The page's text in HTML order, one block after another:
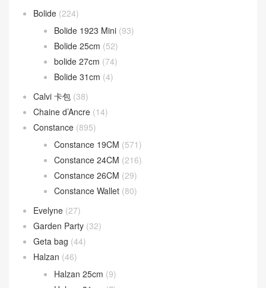
Bolide (224)
Bolide 1923 Mini (93)
Bolide 25cm (52)
bolide 27cm (74)
Bolide 31cm (4)
Calvi 卡包 (38)
Chaine d’Ancre (14)
Constance (895)
Constance 19CM (571)
Constance 24CM (216)
Constance 26CM (29)
Constance Wallet (80)
Evelyne (27)
Garden Party (32)
Geta bag (44)
Halzan (46)
Halzan 25cm (9)